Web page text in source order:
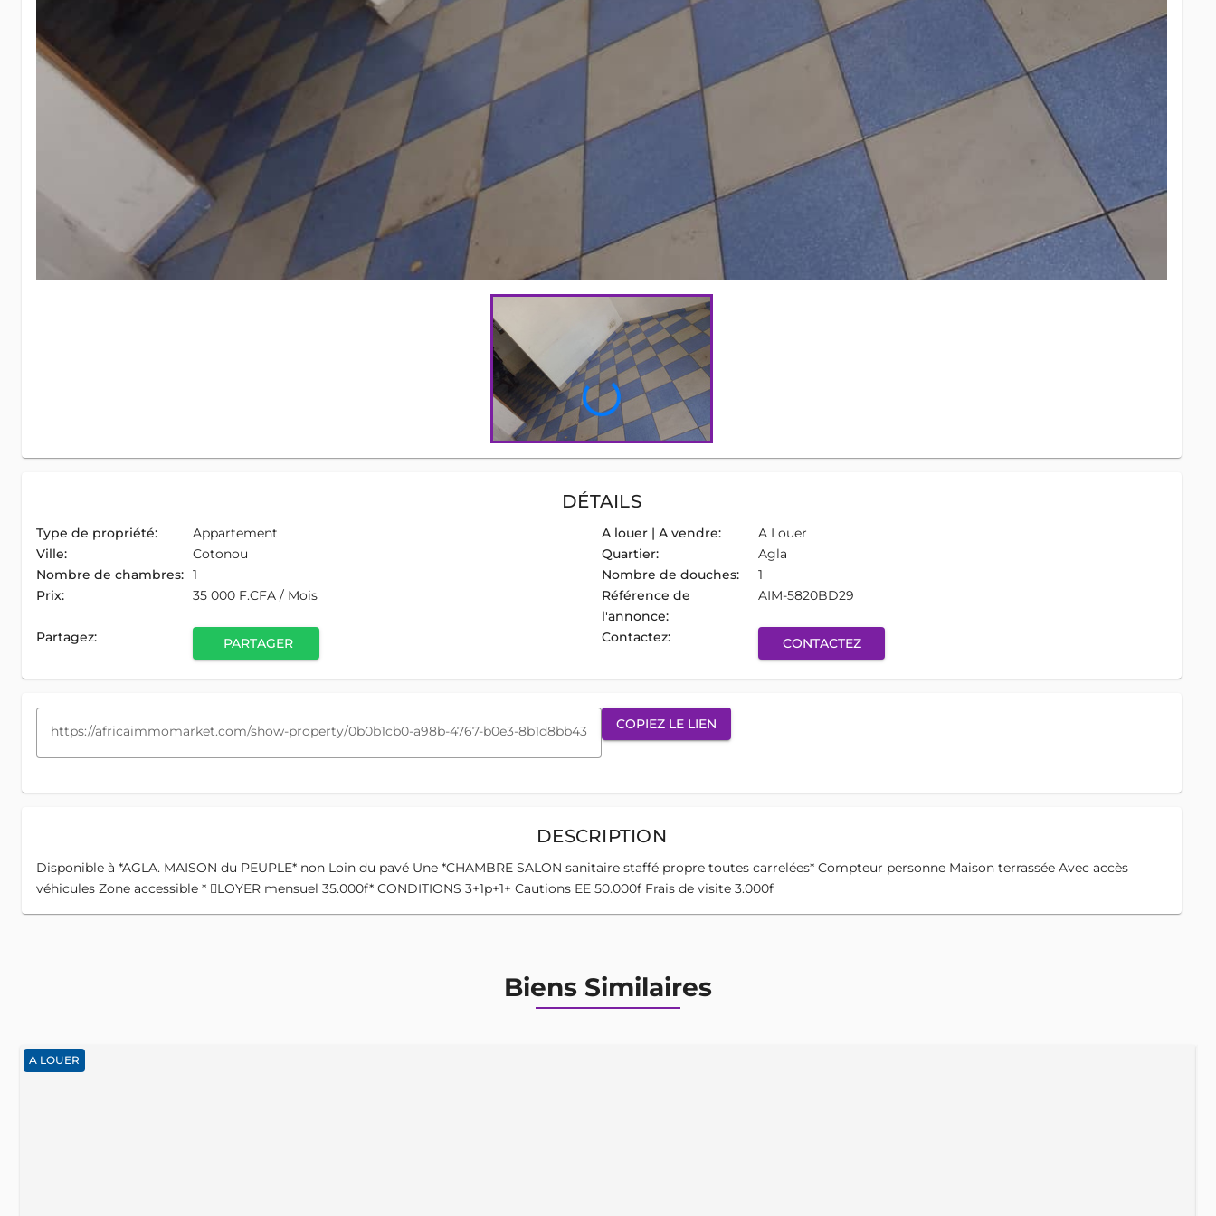
DÉTAILS
Type de propriété: Appartement A louer | A vendre:
A Louer
Ville:
Cotonou Quartier:
Agla
Nombre de chambres: 1 Nombre de douches:
1
Prix:
35 000 F.CFA / Mois
Référence de
l'annonce:
AIM-5820BD29
Partagez: PARTAGER Contactez: CONTACTEZ
COPIEZ LE LIEN
DESCRIPTION
Disponible à *AGLA. MAISON du PEUPLE* non Loin du pavé Une *CHAMBRE SALON sanitaire staffé propre toutes carrelées* Compteur personne Maison terrassée Avec accès
véhicules Zone accessible * 🏽LOYER mensuel 35.000f* CONDITIONS 3+1p+1+ Cautions EE 50.000f Frais de visite 3.000f
Biens Similaires
A LOUER